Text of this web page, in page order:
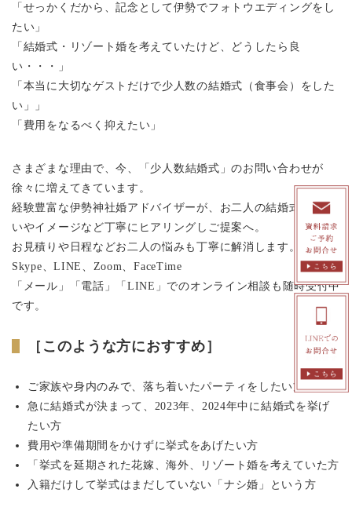
「せっかくだから、記念として伊勢でフォトウエディングをし
たい」
「結婚式・リゾート婚を考えていたけど、どうしたら良
い・・・」
「本当に大切なゲストだけで少人数の結婚式（食事会）をした
い」」
「費用をなるべく抑えたい」
さまざまな理由で、今、 「少人数結婚式」のお問い合わせが
徐々に増えてきています。
経験豊富な伊勢神社婚アドバイザーが、お二人の結婚式への想
いやイメージなど丁寧にヒアリングしご提案へ。
お見積りや日程などお二人の悩みも丁寧に解消します。
Skype、LINE、Zoom、FaceTime
「メール」「電話」「LINE」でのオンライン相談も随時受付中
です。
［このような方におすすめ］
ご家族や身内のみで、落ち着いたパーティをしたい方
急に結婚式が決まって、2023年、2024年中に結婚式を挙げ
たい方
費用や準備期間をかけずに挙式をあげたい方
「挙式を延期された花嫁、海外、リゾート婚を考えていた方
入籍だけして挙式はまだしていない「ナシ婚」という方